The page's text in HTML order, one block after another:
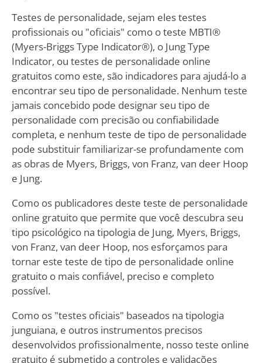
Testes de personalidade, sejam eles testes
profissionais ou "oficiais" como o teste MBTI®
(Myers-Briggs Type Indicator®), o Jung Type
Indicator, ou testes de personalidade online
gratuitos como este, são indicadores para ajudá-lo a
encontrar seu tipo de personalidade. Nenhum teste
jamais concebido pode designar seu tipo de
personalidade com precisão ou confiabilidade
completa, e nenhum teste de tipo de personalidade
pode substituir familiarizar-se profundamente com
as obras de Myers, Briggs, von Franz, van deer Hoop
e Jung.
Como os publicadores deste teste de personalidade
online gratuito que permite que você descubra seu
tipo psicológico na tipologia de Jung, Myers, Briggs,
von Franz, van deer Hoop, nos esforçamos para
tornar este teste de tipo de personalidade online
gratuito o mais confiável, preciso e completo
possível.
Como os "testes oficiais" baseados na tipologia
junguiana, e outros instrumentos precisos
desenvolvidos profissionalmente, nosso teste online
gratuito é submetido a controles e validações